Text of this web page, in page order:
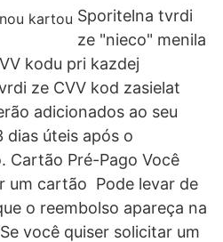
Sporitelna tvrdi
ze "nieco" menila
kodu pri kazdej
ze CVV kod zasielat
adicionados ao seu
dias úteis após o
Cartão Pré-Pago Você
um cartão Pode levar de
o reembolso apareça na
você quiser solicitar um